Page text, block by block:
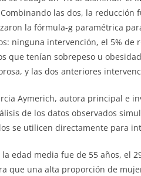
las dos, la reducción
la fórmula-g paramétrica
ninguna intervención, el 5%
que tenían sobrepeso u
y las dos anteriores
Aymerich, autora principal e
de los datos observados
se utilicen directamente para
edad media fue de 55 años, el
que una alta proporción de